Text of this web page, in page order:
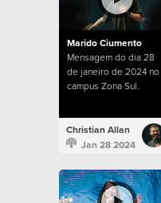
Marido Ciumento
Mensagem do dia 28
de janeiro de 2024 no
campus Zona Sul.
Christian Allan
Jan 28 2024